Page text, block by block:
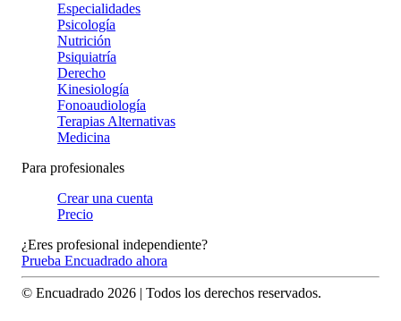
Especialidades
Psicología
Nutrición
Psiquiatría
Derecho
Kinesiología
Fonoaudiología
Terapias Alternativas
Medicina
Para profesionales
Crear una cuenta
Precio
¿Eres profesional independiente?
Prueba Encuadrado ahora
© Encuadrado 2026 | Todos los derechos reservados.